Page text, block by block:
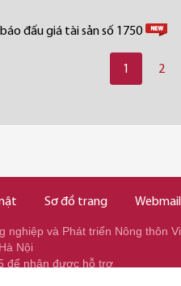
đấu giá tài sản số 1750
1 2
Sơ đồ trang Webmail
nghiệp và Phát triển Nông thôn
Nội
để nhận được hỗ trợ